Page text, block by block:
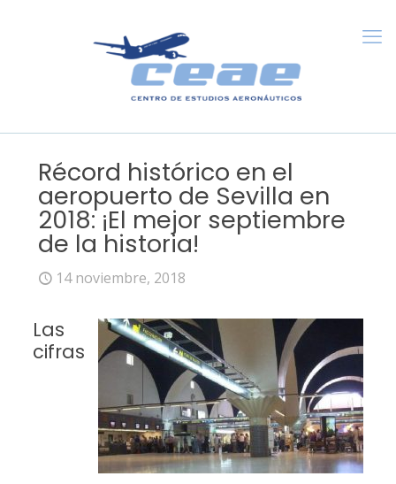
Récord histórico en el
aeropuerto de Sevilla en
2018: ¡El mejor septiembre
de la historia!
14 noviembre, 2018
Las
cifras